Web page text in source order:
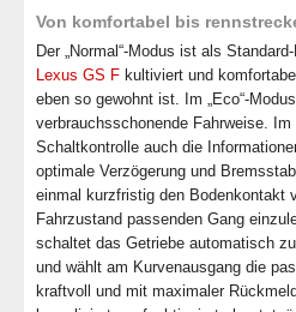
Von komfortabel bis
Der „Normal“-Modus ist als
Lexus GS F kultiviert und
eben so gewohnt ist. Im „Eco“-
verbrauchsschonende Fahrweise.
Schaltkontrolle auch die
optimale Verzögerung und
einmal kurzfristig den Bodenkontakt
Fahrzustand passenden Gang
schaltet das Getriebe automatisch
und wählt am Kurvenausgang die
kraftvoll und mit maximaler